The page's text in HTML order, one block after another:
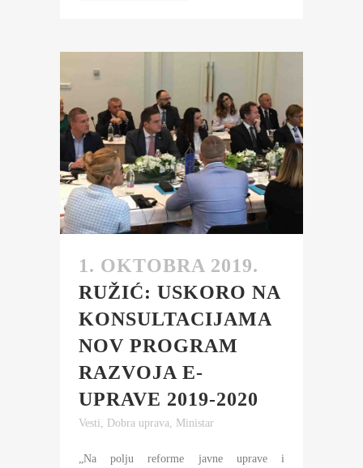
1. OKTOBRA 2019.
RUŽIĆ: USKORO NA
KONSULTACIJAMA
NOV PROGRAM
RAZVOJA E-
UPRAVE 2019-2020
Vesti Dobra uprava Ministar
„Na polju reforme javne uprave i